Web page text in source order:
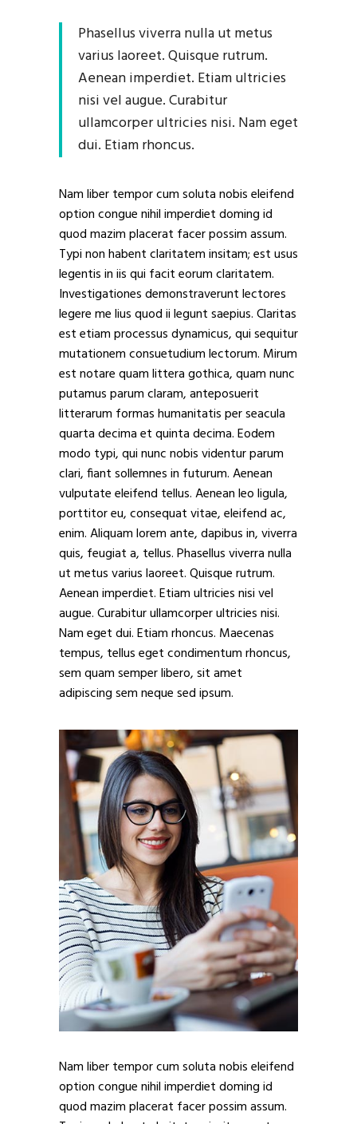
Phasellus viverra nulla ut metus
varius laoreet. Quisque rutrum.
Aenean imperdiet. Etiam ultricies
nisi vel augue. Curabitur
ullamcorper ultricies nisi. Nam eget
dui. Etiam rhoncus.
Nam liber tempor cum soluta nobis eleifend
option congue nihil imperdiet doming id
quod mazim placerat facer possim assum.
Typi non habent claritatem insitam; est usus
legentis in iis qui facit eorum claritatem.
Investigationes demonstraverunt lectores
legere me lius quod ii legunt saepius. Claritas
est etiam processus dynamicus, qui sequitur
mutationem consuetudium lectorum. Mirum
est notare quam littera gothica, quam nunc
putamus parum claram, anteposuerit
litterarum formas humanitatis per seacula
quarta decima et quinta decima. Eodem
modo typi, qui nunc nobis videntur parum
clari, fiant sollemnes in futurum. Aenean
vulputate eleifend tellus. Aenean leo ligula,
porttitor eu, consequat vitae, eleifend ac,
enim. Aliquam lorem ante, dapibus in, viverra
quis, feugiat a, tellus. Phasellus viverra nulla
ut metus varius laoreet. Quisque rutrum.
Aenean imperdiet. Etiam ultricies nisi vel
augue. Curabitur ullamcorper ultricies nisi.
Nam eget dui. Etiam rhoncus. Maecenas
tempus, tellus eget condimentum rhoncus,
sem quam semper libero, sit amet
adipiscing sem neque sed ipsum.
Nam liber tempor cum soluta nobis eleifend
option congue nihil imperdiet doming id
quod mazim placerat facer possim assum.